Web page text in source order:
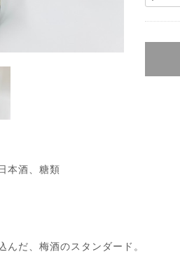
本酒、糖類
だ、梅酒のスタンダード。